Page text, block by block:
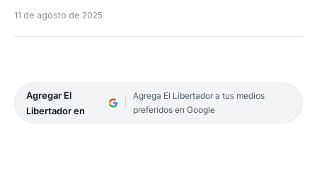
11 de agosto de 2025
Agregar El
Libertador en
Agrega El Libertador a tus medios
preferidos en Google